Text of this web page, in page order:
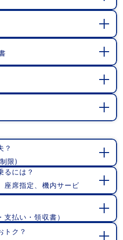
？
限)
るには？
座席指定、機内サービ
支払い・領収書）
トク？